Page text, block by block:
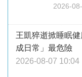
2026-
王凱猝逝掀睡眠
成日常」最危險
2026-08-07 10:04